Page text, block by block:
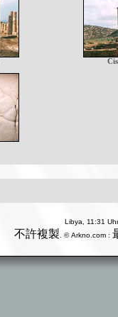
Libya, 11:31
不許複製 . © Arkno.com :